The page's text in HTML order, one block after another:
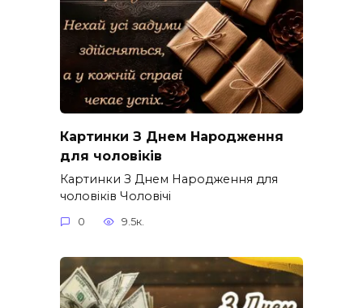
Картинки З Днем Народження
для чоловіків​
Картинки З Днем Народження для
чоловіків​ Чоловічі
0 9.5к.